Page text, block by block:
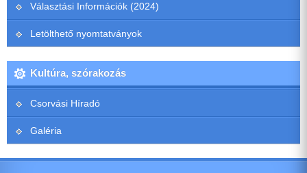
Választási Információk (2024)
Letölthető nyomtatványok
Kultúra, szórakozás
Csorvási Híradó
Galéria